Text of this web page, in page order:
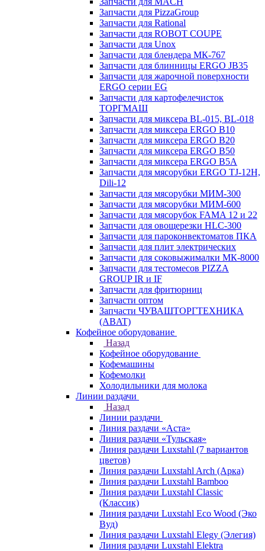
Запчасти для PizzaGroup
Запчасти для Rational
Запчасти для ROBOT COUPE
Запчасти для Unox
Запчасти для блендера МК-767
Запчасти для блинницы ERGO JB35
Запчасти для жарочной поверхности
ERGO серии EG
Запчасти для картофелечисток
ТОРГМАШ
Запчасти для миксера BL-015, BL-018
Запчасти для миксера ERGO B10
Запчасти для миксера ERGO B20
Запчасти для миксера ERGO B50
Запчасти для миксера ERGO B5A
Запчасти для мясорубки ERGO TJ-12H,
Dili-12
Запчасти для мясорубки МИМ-300
Запчасти для мясорубки МИМ-600
Запчасти для мясорубок FAMA 12 и 22
Запчасти для овощерезки HLC-300
Запчасти для пароконвектоматов ПКА
Запчасти для плит электрических
Запчасти для соковыжималки МК-8000
Запчасти для тестомесов PIZZA
GROUP IR и IF
Запчасти для фритюрниц
Запчасти оптом
Запчасти ЧУВАШТОРГТЕХНИКА
(ABAT)
Кофейное оборудование
Назад
Кофейное оборудование
Кофемашины
Кофемолки
Холодильники для молока
Линии раздачи
Назад
Линии раздачи
Линия раздачи «Аста»
Линия раздачи «Тульская»
Линия раздачи Luxstahl (7 вариантов
цветов)
Линия раздачи Luxstahl Arch (Арка)
Линия раздачи Luxstahl Bamboo
Линия раздачи Luxstahl Classic
(Классик)
Линия раздачи Luxstahl Eco Wood (Эко
Вуд)
Линия раздачи Luxstahl Elegy (Элегия)
Линия раздачи Luxstahl Elektra